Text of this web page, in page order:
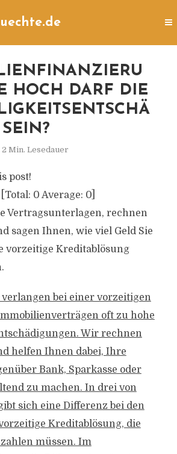
HOCH DARF DIE
2 Min. Lesedauer
post!
[Total: 0 Average: 0]
Vertragsunterlagen, rechnen
sagen Ihnen, wie viel Geld Sie
Kreditablösung
bei einer vorzeitigen
oft zu hohe
Wir rechnen
helfen Ihnen dabei, Ihre
Bank, Sparkasse oder
zu machen. In drei von
sich eine Differenz bei den
Kreditablösung, die
müssen. Im